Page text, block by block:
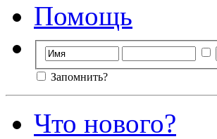
Помощь
Запомнить?
Что нового?